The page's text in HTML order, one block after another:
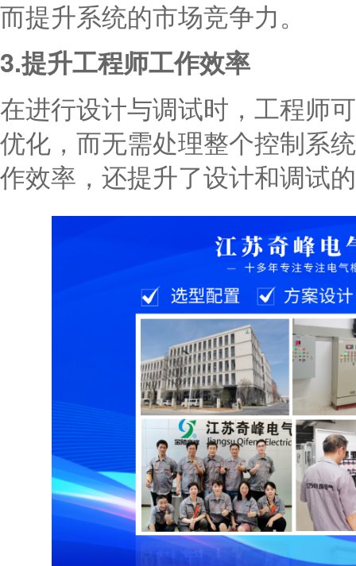
而提升系统的市场竞争力。
3.提升工程师工作效率
在进行设计与调试时，工程师
优化，而无需处理整个控制系
作效率，还提升了设计和调试